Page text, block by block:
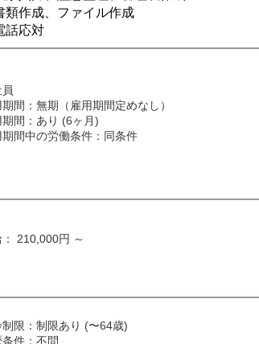
類作成、ファイル作成
話応対
間：無期（雇用期間定めなし）
期間：あり (6ヶ月)
期間中の労働条件：同条件
210,000円 ～
制限：制限あり (〜64歳)
件：不問